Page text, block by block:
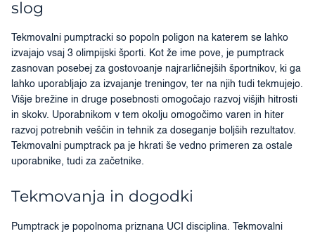
slog
Tekmovalni pumptracki so popoln poligon na katerem se lahko
izvajajo vsaj 3 olimpijski športi. Kot že ime pove, je pumptrack
zasnovan posebej za gostovoanje najrarličnejših športnikov, ki ga
lahko uporabljajo za izvajanje treningov, ter na njih tudi tekmujejo.
Višje brežine in druge posebnosti omogočajo razvoj višjih hitrosti
in skokv. Uporabnikom v tem okolju omogočimo varen in hiter
razvoj potrebnih veščin in tehnik za doseganje boljših rezultatov.
Tekmovalni pumptrack pa je hkrati še vedno primeren za ostale
uporabnike, tudi za začetnike.
Tekmovanja in dogodki
Pumptrack je popolnoma priznana UCI disciplina. Tekmovalni